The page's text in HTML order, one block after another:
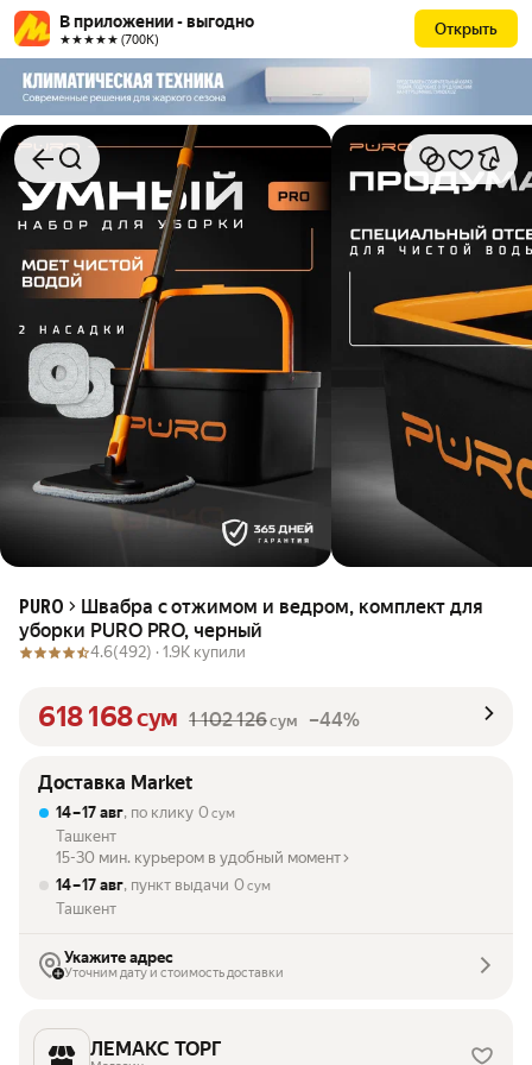
В приложении - выгодно
★★★★★ (700К)
Открыть
PURO
Швабра с отжимом и ведром, комплект для
уборки PURO PRO, черный
4.6(492) · 1.9K купили
618 168сум 1 102 126сум –44%
Доставка Market
14 – 17 авг, по клику 0 сум
Ташкент
15-30 мин. курьером в удобный момент
14 – 17 авг, пункт выдачи 0 сум
Ташкент
Укажите адрес
Уточним дату и стоимость доставки
ЛЕМАКС ТОРГ